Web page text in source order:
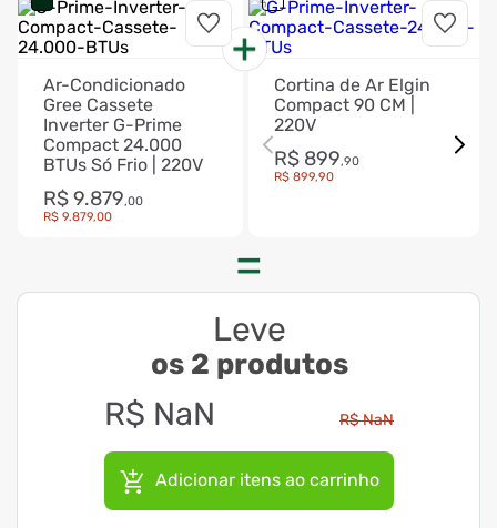
Ar-Condicionado
Gree Cassete
Inverter G-Prime
Compact 24.000
BTUs Só Frio | 220V
R$9.879,00
R$ 9.879,00
Cortina de Ar Elgin
Compact 90 CM |
220V
R$ 899,90
R$ 899,90
Leve
os 2 produtos
R$ NaN R$NaN
Adicionar itens ao carrinho